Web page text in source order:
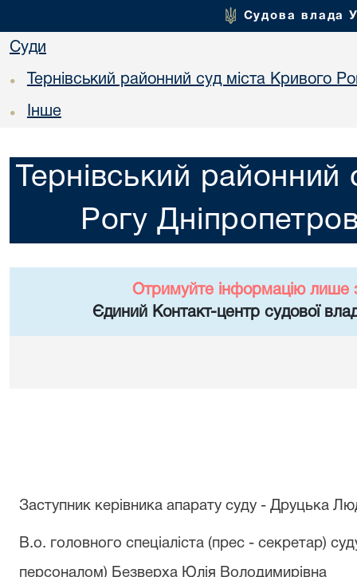
Судова влада
Суди
• Тернівський районний суд міста Кривого
• Інше
Тернівський районний
Рогу
Отримуйте інформацію лише
Єдиний Контакт-центр судової
Заступник керівника апарату суду - Друцька
В.о. головного спеціаліста (прес - секретар)
персоналом) Безверха Юлія Володимирівна